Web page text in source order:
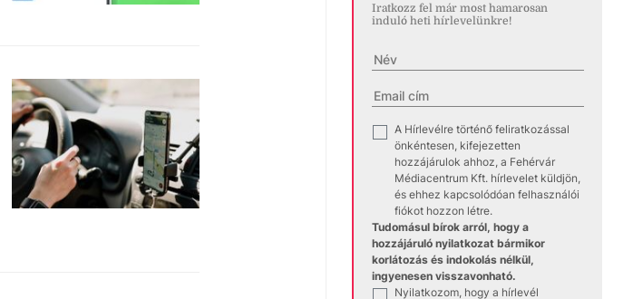
Iratkozz fel már most hamarosan
induló heti hírlevelünkre!
A Hírlevélre történő feliratkozással
önkéntesen, kifejezetten
hozzájárulok ahhoz, a Fehérvár
Médiacentrum Kft. hírlevelet küldjön,
és ehhez kapcsolódóan felhasználói
fiókot hozzon létre.
Tudomásul bírok arról, hogy a
hozzájáruló nyilatkozat bármikor
korlátozás és indokolás nélkül,
ingyenesen visszavonható.
Nyilatkozom, hogy a hírlevél